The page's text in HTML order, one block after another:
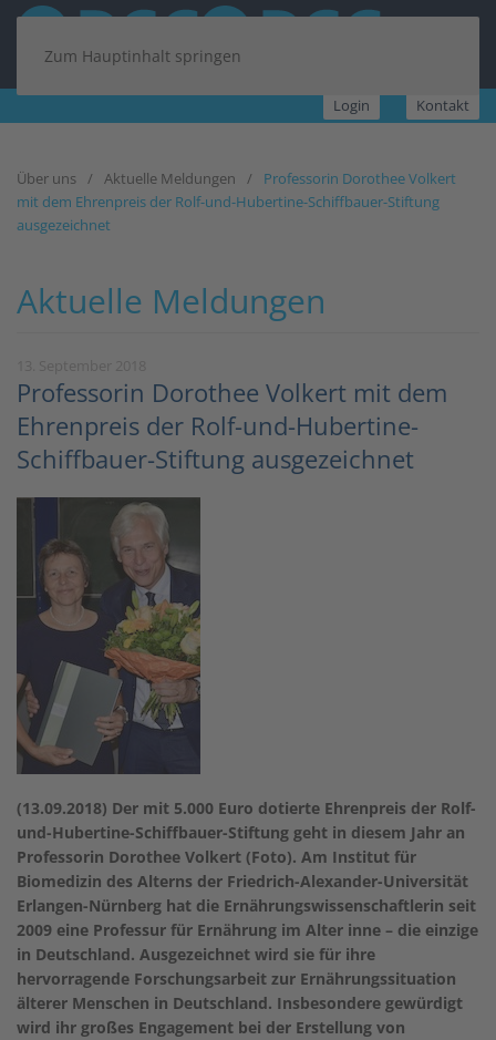
Zum Hauptinhalt springen
Login Kontakt
Über uns Aktuelle Meldungen
Professorin Dorothee Volkert
mit dem Ehrenpreis der Rolf-und-Hubertine-Schiffbauer-Stiftung
ausgezeichnet
Aktuelle Meldungen
Professorin Dorothee Volkert mit dem
Ehrenpreis der Rolf-und-Hubertine-
Schiffbauer-Stiftung ausgezeichnet
(13.09.2018) Der mit 5.000 Euro dotierte Ehrenpreis der Rolf-
und-Hubertine-Schiffbauer-Stiftung geht in diesem Jahr an
Professorin Dorothee Volkert (Foto). Am Institut für
Biomedizin des Alterns der Friedrich-Alexander-Universität
Erlangen-Nürnberg hat die Ernährungswissenschaftlerin seit
2009 eine Professur für Ernährung im Alter inne – die einzige
in Deutschland. Ausgezeichnet wird sie für ihre
hervorragende Forschungsarbeit zur Ernährungssituation
älterer Menschen in Deutschland. Insbesondere gewürdigt
wird ihr großes Engagement bei der Erstellung von